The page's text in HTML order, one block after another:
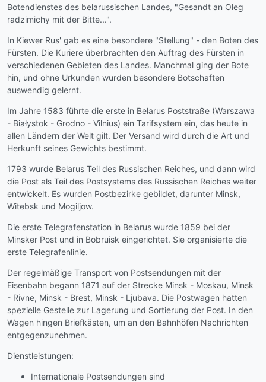
Botendienstes des belarussischen Landes, "Gesandt an Oleg
radzimichy mit der Bitte...".
In Kiewer Rus' gab es eine besondere "Stellung" - den Boten des
Fürsten. Die Kuriere überbrachten den Auftrag des Fürsten in
verschiedenen Gebieten des Landes. Manchmal ging der Bote
hin, und ohne Urkunden wurden besondere Botschaften
auswendig gelernt.
Im Jahre 1583 führte die erste in Belarus Poststraße (Warszawa
- Białystok - Grodno - Vilnius) ein Tarifsystem ein, das heute in
allen Ländern der Welt gilt. Der Versand wird durch die Art und
Herkunft seines Gewichts bestimmt.
1793 wurde Belarus Teil des Russischen Reiches, und dann wird
die Post als Teil des Postsystems des Russischen Reiches weiter
entwickelt. Es wurden Postbezirke gebildet, darunter Minsk,
Witebsk und Mogiljow.
Die erste Telegrafenstation in Belarus wurde 1859 bei der
Minsker Post und in Bobruisk eingerichtet. Sie organisierte die
erste Telegrafenlinie.
Der regelmäßige Transport von Postsendungen mit der
Eisenbahn begann 1871 auf der Strecke Minsk - Moskau, Minsk
- Rivne, Minsk - Brest, Minsk - Ljubava. Die Postwagen hatten
spezielle Gestelle zur Lagerung und Sortierung der Post. In den
Wagen hingen Briefkästen, um an den Bahnhöfen Nachrichten
entgegenzunehmen.
Dienstleistungen:
Internationale Postsendungen sind